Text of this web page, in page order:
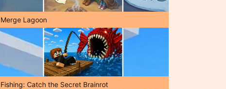
Merge Lagoon
Fishing: Catch the Secret Brainrot